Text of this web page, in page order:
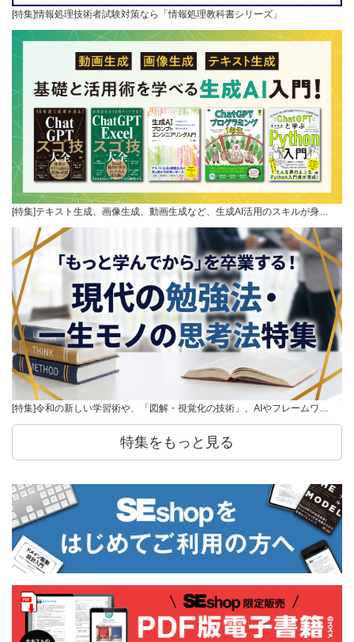
[特集]情報処理技術者試験対策なら「情報処理教科書シリーズ」
[特集]テキスト生成、画像生成、動画生成など、生成AI活用のスキルが身…
[特集]令和の新しい学習術や、「図解・視覚化の技術」、AIやフレームワ…
特集をもっと見る